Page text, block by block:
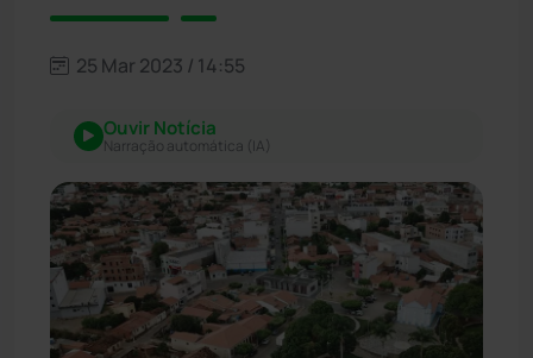
25 Mar 2023 / 14:55
Ouvir Notícia
Narração automática (IA)